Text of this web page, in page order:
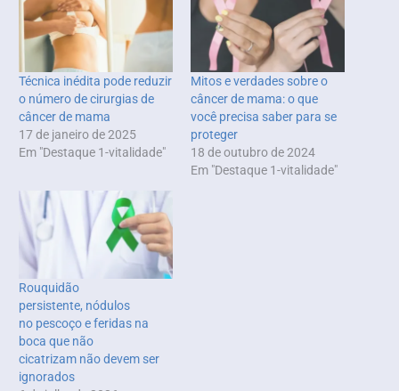
Técnica inédita pode reduzir
o número de cirurgias de
câncer de mama
17 de janeiro de 2025
Em "Destaque 1-vitalidade"
Mitos e verdades sobre o
câncer de mama: o que
você precisa saber para se
proteger
18 de outubro de 2024
Em "Destaque 1-vitalidade"
Rouquidão
persistente, nódulos
no pescoço e feridas na
boca que não
cicatrizam não devem ser
ignorados